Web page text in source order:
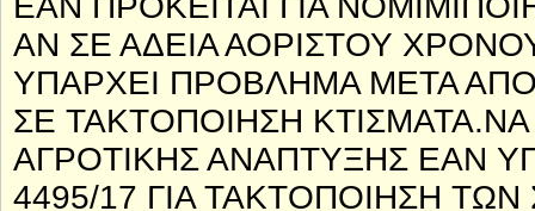
ΑΝ ΣΕ ΑΔΕΙΑ ΑΟΡΙΣΤΟΥ
ΥΠΑΡΧΕΙ ΠΡΟΒΛΗΜΑ ΜΕΤΑ
ΣΕ ΤΑΚΤΟΠΟΙΗΣΗ
ΑΓΡΟΤΙΚΗΣ ΑΝΑΠΤΥΞΗΣ ΕΑΝ
4495/17 ΓΙΑ ΤΑΚΤΟΠΟΙΗΣΗ